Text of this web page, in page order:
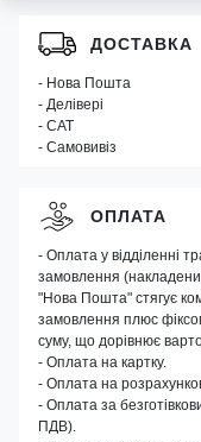
ДОСТАВКА
- Нова Пошта
- Делівері
- САТ
- Самовивіз
ОПЛАТА
- Оплата у відділенні
замовлення
"Нова Пошта" стягує
замовлення плюс
суму, що дорівнює
- Оплата на картку.
- Оплата на
- Оплата за
ПДВ).